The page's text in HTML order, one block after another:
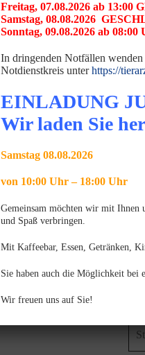
Freitag, 07.08.2026 ab 13:00
Samstag, 08.08.2026
Sonntag, 09.08.2026 ab
In dringenden Notfällen
Notdienstkreis unterhttps://
EINLADUNG
Wir laden Sie
Samstag 08.08.2026
von 10:00 Uhr – 18:00 Uhr
Gemeinsam möchten wir mit Ihnen
und Spaß verbringen.
Mit Kaffeebar, Essen, Getränken,
Sie haben auch die Möglichkeit bei
Wir freuen uns auf Sie!